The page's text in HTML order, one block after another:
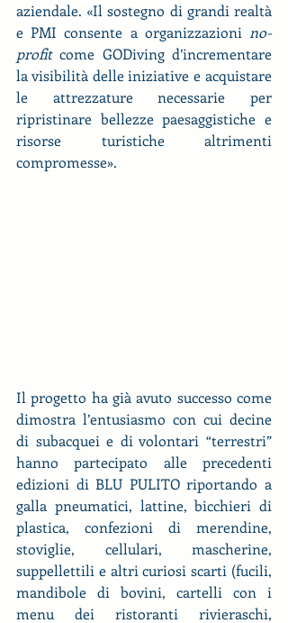
aziendale. «Il sostegno di grandi realtà
e PMI consente a organizzazioni no-
profit come GODiving d’incrementare
la visibilità delle iniziative e acquistare
le attrezzature necessarie per
ripristinare bellezze paesaggistiche e
risorse turistiche altrimenti
compromesse».
Il progetto ha già avuto successo come
dimostra l’entusiasmo con cui decine
di subacquei e di volontari “terrestri”
hanno partecipato alle precedenti
edizioni di BLU PULITO riportando a
galla pneumatici, lattine, bicchieri di
plastica, confezioni di merendine,
stoviglie, cellulari, mascherine,
suppellettili e altri curiosi scarti (fucili,
mandibole di bovini, cartelli con i
menu dei ristoranti rivieraschi,